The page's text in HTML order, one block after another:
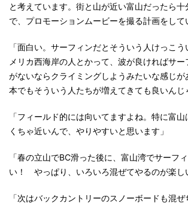
と考えています。街と山が近い富山だったら
で、プロモーションムービーを撮る計画をして
「面白い。サーフィンだとそういう人けっこ
メリカ西海岸の人とかって、波が良ければサ
がないならクライミングしようみたいな感じが
本でもそういう人たちが増えてきても良いんじ
「フィールド的には向いてますよね。特に富
くちゃ近いんで、やりやすいと思います」
「春の立山でBC滑った後に、富山湾でサーフ
い！ やっぱり、いろいろ混ぜてやるのが楽し
「次はバックカントリーのスノーボードも混ぜ